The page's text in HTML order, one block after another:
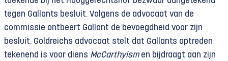
tegen Gallants besluit. Volgens de advocaat van de
commissie ontbeert Gallant de bevoegdheid voor zijn
besluit. Goldreichs advocaat stelt dat Gallants optreden
tekenend is voor diens McCarthyismen bijdraagt aan zijn